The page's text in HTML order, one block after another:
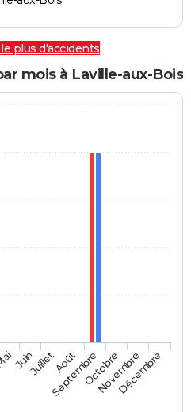
plus d'accidents
mois à Laville-aux-Bois
JuinJuilletAoût
SeptembreOctobre
Novembre
Décembre